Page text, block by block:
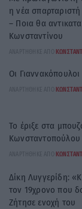
η νέα
– Ποια θα
Κωνσταντίνου
Οι
Το έριξε στα
Κωνσταντοπούλου
ΑΝΑΡΤΉΘΗΚΕ ΑΠΌ
Δίκη Λυγγερίδη:
τον 19χρονο που
Ζήτησε ενοχή του